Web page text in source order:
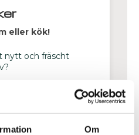
Om
eller kök!
nytt och fräscht